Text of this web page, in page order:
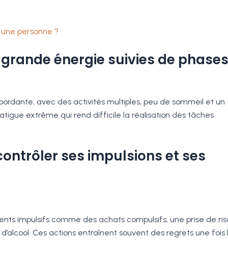
personne ?
énergie suivies de phases
avec des activités multiples, peu de sommeil et un
extrême qui rend difficile la réalisation des tâches
ses impulsions et ses
impulsifs comme des achats compulsifs, une prise de
Ces actions entraînent souvent des regrets une fois